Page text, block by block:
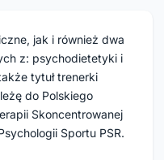
jak i również dwa
z: psychodietetyki i
tytuł trenerki
do Polskiego
Skoncentrowanej
Sportu PSR.